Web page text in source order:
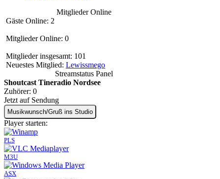
Mitglieder Online
Gäste Online: 2
Mitglieder Online: 0
Mitglieder insgesamt: 101
Neuestes Mitglied: Lewissmego
Streamstatus Panel
Shoutcast Tineradio Nordsee
Zuhörer: 0
Jetzt auf Sendung
Musikwunsch/Gruß ins Studio
Player starten:
PLS
M3U
ASX